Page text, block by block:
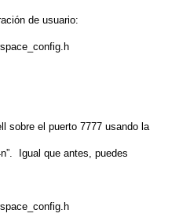
de usuario:
sobre el puerto 7777 usando la
Igual que antes, puedes